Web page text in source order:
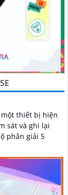
một thiết bị hiện
sát và ghi lại
hệ thống an ninh. Với độ phân giải 5